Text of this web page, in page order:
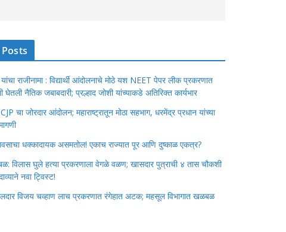
राजीनामा : विद्यार्थी आंदोलनाचे मोठे यश NEET पेपर लीक प्रकरणात
घेतली नैतिक जबाबदारी; प्रल्हाद जोशी यांच्याकडे अतिरिक्त कार्यभार
चा जोरदार आंदोलन; महाराष्ट्रातून मोठा सहभाग, धरमेंद्र प्रधान यांच्या
धक्कादायक असमतोल! एकाच राज्यात पूर आणि दुष्काळ एकत्र?
विलास घुले हत्या प्रकरणाला वेगळे वळण; खासदार पुत्राची ४ तास चौकशी
नवा ट्विस्ट!
विजय चव्हाण लाच प्रकरणात रंगेहात अटक; महसूल विभागात खळबळ